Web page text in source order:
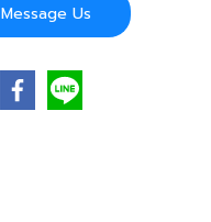
Message Us